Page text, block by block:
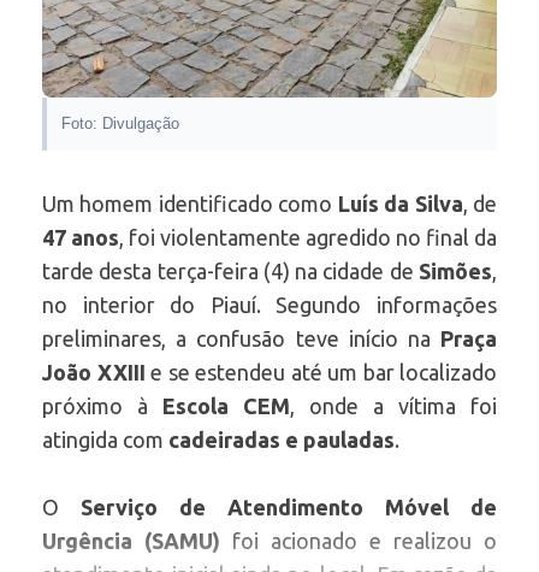
Foto: Divulgação
Um homem identificado como Luís da Silva, de
47 anos, foi violentamente agredido no final da
tarde desta terça-feira (4) na cidade de Simões,
no interior do Piauí. Segundo informações
preliminares, a confusão teve início na Praça
João XXIII e se estendeu até um bar localizado
próximo à Escola CEM, onde a vítima foi
atingida com cadeiradas e pauladas.
O Serviço de Atendimento Móvel de
Urgência (SAMU) foi acionado e realizou o